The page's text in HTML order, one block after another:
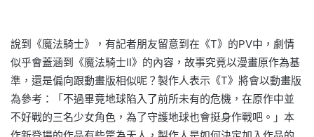
說到《魔法騎士》，有記者朋友留意到在《T》的PV中，劇情
似乎會蓋涵到《魔法騎士II》的內容，故事究竟以漫畫原作為基
準，還是偏向跟動畫版相似呢？製作人表示《T》將會以動畫版
為參考：「不過畢竟地球陷入了前所未有的危機，在原作中並
不好戰的三名少女角色，為了守護地球也會挺身作戰吧。」 本